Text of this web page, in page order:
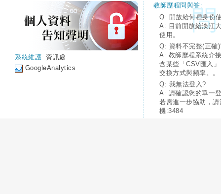
系統維護: 資訊處
GoogleAnalytics
教師歷程問與答:
Q: 開放給何種身份
A: 目前開放給淡江
使用。
Q: 資料不完整(正確
A: 教師歷程系統介
含某些「CSV匯入
交換方式與頻率。。
Q: 我無法登入?
A: 請確認您的單一
若需進一步協助，
機:3484